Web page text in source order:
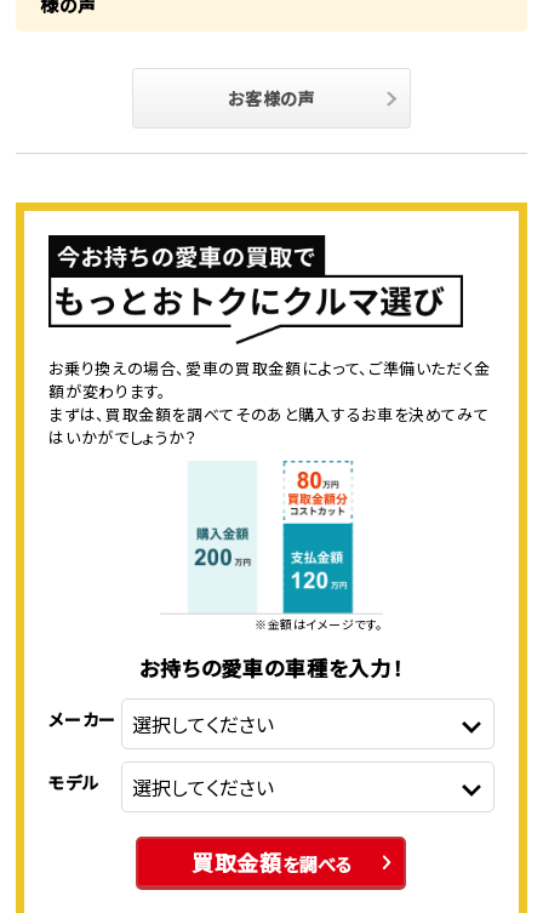
お客様の声
お乗り換えの場合、愛車の買取金額によって、ご準備いただく金
額が変わります。
まずは、買取金額を調べてそのあと購入するお車を決めてみて
はいかがでしょうか？
※金額はイメージです。
お持ちの愛車の車種を入力！
メーカー
モデル
買取金額を調べる